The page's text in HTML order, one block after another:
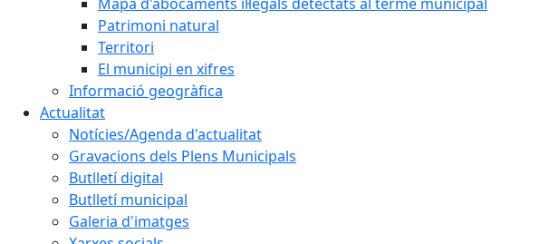
Patrimoni natural
Territori
El municipi en xifres
Informació geogràfica
Actualitat
Notícies/Agenda d'actualitat
Gravacions dels Plens Municipals
Butlletí digital
Butlletí municipal
Galeria d'imatges